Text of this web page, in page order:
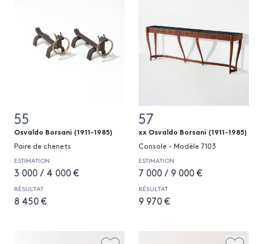
55
Osvaldo Borsani (1911-1985)
Paire de chenets
ESTIMATION
3 000 / 4 000 €
RÉSULTAT
8 450 €
57
xx Osvaldo Borsani (1911-1985)
Console - Modèle 7103
ESTIMATION
7 000 / 9 000 €
RÉSULTAT
9 970 €